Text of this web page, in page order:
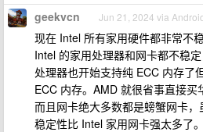
geekvcn Jun 21, 2024 via
现在 Intel 所有家用硬件都非常不
Intel 的家用处理器和网卡都不稳
处理器也开始支持纯 ECC 内存了
ECC 内存。AMD 就很省事直接买
而且网卡绝大多数都是螃蟹网卡
稳定性比 Intel 家用网卡强太多了。